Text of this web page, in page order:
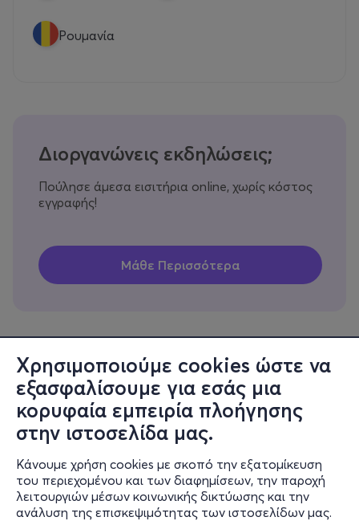
Χρησιμοποιούμε cookies ώστε να
εξασφαλίσουμε για εσάς μια
κορυφαία εμπειρία πλοήγησης
στην ιστοσελίδα μας.
Κάνουμε χρήση cookies με σκοπό την εξατομίκευση
του περιεχομένου και των διαφημίσεων, την παροχή
λειτουργιών μέσων κοινωνικής δικτύωσης και την
ανάλυση της επισκεψιμότητας των ιστοσελίδων μας.
Ρουμανία
Διοργανώνεις εκδηλώσεις;
Πούλησε άμεσα εισιτήρια online, χωρίς κόστος
εγγραφής!
Πληροφορίες
Υποστήριξη
Stay Connected